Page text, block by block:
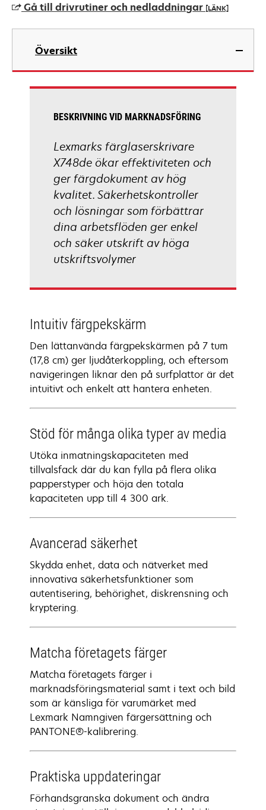
new
tab
Gå till drivrutiner och nedladdningar [LÄNK]
opens
new
Översikt
BESKRIVNING VID MARKNADSFÖRING
Lexmarks färglaserskrivare
X748de ökar effektiviteten och
ger färgdokument av hög
kvalitet. Säkerhetskontroller
och lösningar som förbättrar
dina arbetsflöden ger enkel
och säker utskrift av höga
utskriftsvolymer
Intuitiv färgpekskärm
Den lättanvända färgpekskärmen på 7 tum
(17,8 cm) ger ljudåterkoppling, och eftersom
navigeringen liknar den på surfplattor är det
intuitivt och enkelt att hantera enheten.
Stöd för många olika typer av media
Utöka inmatningskapaciteten med
tillvalsfack där du kan fylla på flera olika
papperstyper och höja den totala
kapaciteten upp till 4 300 ark.
Avancerad säkerhet
Skydda enhet, data och nätverket med
innovativa säkerhetsfunktioner som
autentisering, behörighet, diskrensning och
kryptering.
Matcha företagets färger
Matcha företagets färger i
marknadsföringsmaterial samt i text och bild
som är känsliga för varumärket med
Lexmark Namngiven färgersättning och
PANTONE®-kalibrering.
Praktiska uppdateringar
Förhandsgranska dokument och ändra